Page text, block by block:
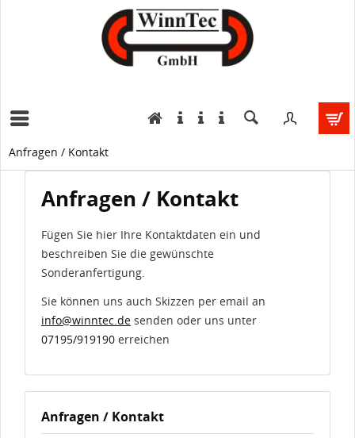
Anfragen / Kontakt
Anfragen / Kontakt
Fügen Sie hier Ihre Kontaktdaten ein und
beschreiben Sie die gewünschte
Sonderanfertigung.
Sie können uns auch Skizzen per email an
info@winntec.de senden oder uns unter
07195/919190 erreichen
Anfragen / Kontakt